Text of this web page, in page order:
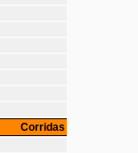
Corridas